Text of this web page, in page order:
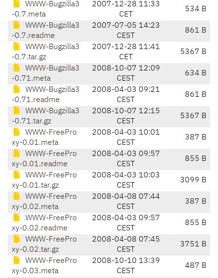
WWW-Bugzilla3
-0.7.meta
2007-12-28 11:33
CET
534 B
WWW-Bugzilla3
-0.7.readme
2007-07-05 14:23
CEST
861 B
WWW-Bugzilla3
-0.7.tar.gz
2007-12-28 11:41
CET
5367 B
WWW-Bugzilla3
-0.71.meta
2008-10-07 12:09
CEST
634 B
WWW-Bugzilla3
-0.71.readme
2008-04-03 09:21
CEST
861 B
WWW-Bugzilla3
-0.71.tar.gz
2008-10-07 12:15
CEST
5367 B
WWW-FreePro
xy-0.01.meta
2008-04-03 10:01
CEST
387 B
WWW-FreePro
xy-0.01.readme
2008-04-03 09:57
CEST
855 B
WWW-FreePro
xy-0.01.tar.gz
2008-04-03 10:03
CEST
3099 B
WWW-FreePro
xy-0.02.meta
2008-04-08 07:44
CEST
387 B
WWW-FreePro
xy-0.02.readme
2008-04-03 09:57
CEST
855 B
WWW-FreePro
xy-0.02.tar.gz
2008-04-08 07:45
CEST
3751 B
WWW-FreePro
xy-0.03.meta
2008-10-10 13:39
CEST
487 B